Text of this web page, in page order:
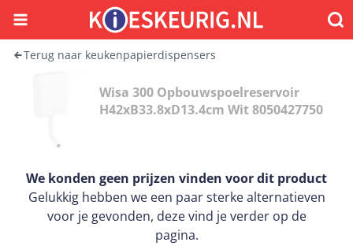
Menu
Terug naar keukenpapierdispensers
Wisa 300 Opbouwspoelreservoir
H42xB33.8xD13.4cm Wit 8050427750
We konden geen prijzen vinden voor dit product
Gelukkig hebben we een paar sterke alternatieven
voor je gevonden, deze vind je verder op de
pagina.